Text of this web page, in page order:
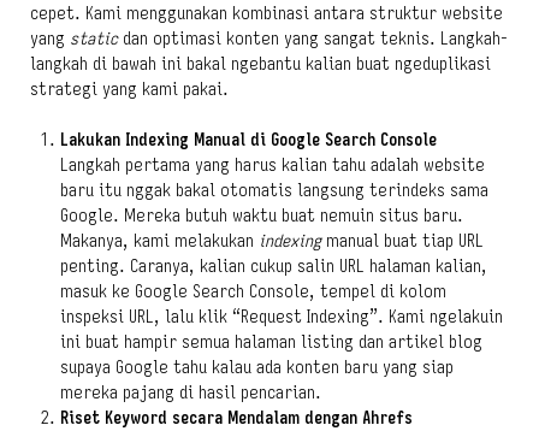
cepet. Kami menggunakan kombinasi antara struktur website
yang staticdan optimasi konten yang sangat teknis. Langkah-
langkah di bawah ini bakal ngebantu kalian buat ngeduplikasi
strategi yang kami pakai.
Lakukan Indexing Manual di Google Search Console
Langkah pertama yang harus kalian tahu adalah website
baru itu nggak bakal otomatis langsung terindeks sama
Google. Mereka butuh waktu buat nemuin situs baru.
Makanya, kami melakukan indexingmanual buat tiap URL
penting. Caranya, kalian cukup salin URL halaman kalian,
masuk ke Google Search Console, tempel di kolom
inspeksi URL, lalu klik “Request Indexing”. Kami ngelakuin
ini buat hampir semua halaman listing dan artikel blog
supaya Google tahu kalau ada konten baru yang siap
mereka pajang di hasil pencarian.
Riset Keyword secara Mendalam dengan Ahrefs